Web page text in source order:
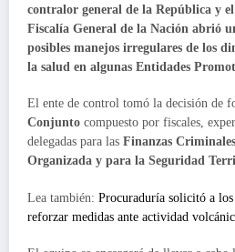
contralor general de la República y
Fiscalía General de la Nación abrió
posibles manejos irregulares de los
la salud en algunas Entidades
El ente de control tomó la decisión de
Conjunto compuesto por fiscales,
delegadas para las Finanzas Criminales
Organizada y para la Seguridad
Lea también: Procuraduría solicitó a
reforzar medidas ante actividad